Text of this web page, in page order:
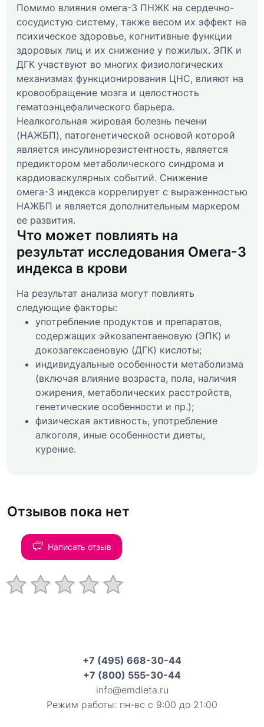
Помимо влияния омега-3 ПНЖК на сердечно-
сосудистую систему, также весом их эффект на
психическое здоровье, когнитивные функции
здоровых лиц и их снижение у пожилых. ЭПК и
ДГК участвуют во многих физиологических
механизмах функционирования ЦНС, влияют на
кровообращение мозга и целостность
гематоэнцефалического барьера.
Неалкогольная жировая болезнь печени
(НАЖБП), патогенетической основой которой
является инсулинорезистентность, является
предиктором метаболического синдрома и
кардиоваскулярных событий. Снижение
омега-3 индекса коррелирует с выраженностью
НАЖБП и является дополнительным маркером
ее развития.
Что может повлиять на
результат исследования Омега-3
индекса в крови
На результат анализа могут повлиять
следующие факторы:
употребление продуктов и препаратов,
содержащих эйкозапентаеновую (ЭПК) и
докозагексаеновую (ДГК) кислоты;
индивидуальные особенности метаболизма
(включая влияние возраста, пола, наличия
ожирения, метаболических расстройств,
генетические особенности и пр.);
физическая активность, употребление
алкоголя, иные особенности диеты,
курение.
Отзывов пока нет
Написать отзыв
+7 (495) 668-30-44
+7 (800) 555-30-44
info@emdieta.ru
Режим работы: пн-вс с 9:00 до 21:00